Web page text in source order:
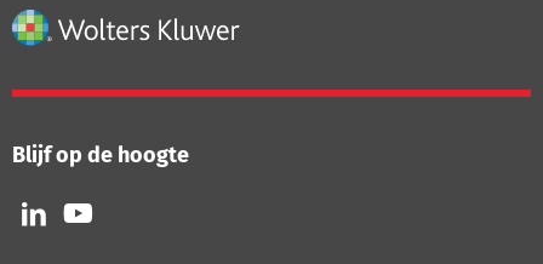
Blijf op de hoogte
Volg
ons
Volg
ons